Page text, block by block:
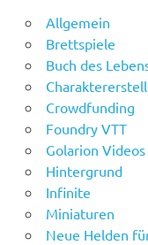
Allgemein
Brettspiele
Buch des
Crowdfunding
Foundry VTT
Golarion Videos
Hintergrund
Infinite
Miniaturen
Neue Helden